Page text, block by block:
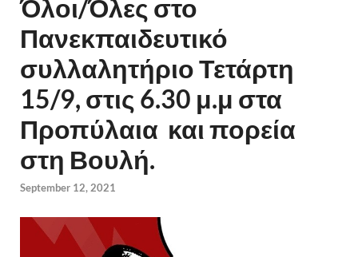
Όλοι/Όλες στο
Πανεκπαιδευτικό
συλλαλητήριο Τετάρτη
15/9, στις 6.30 μ.μ στα
Προπύλαια και πορεία
στη Βουλή.
September 12, 2021